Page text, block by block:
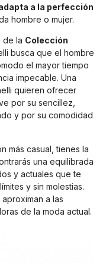
a la perfección
hombre o mujer.
de la Colección
busca que el hombre
el mayor tiempo
impecable. Una
quieren ofrecer
por su sencillez,
y por su comodidad
más casual, tienes la
una equilibrada
y actuales que te
y sin molestias.
a las
de la moda actual.